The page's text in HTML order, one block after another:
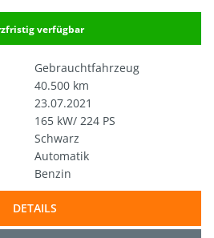
verfügbar
Gebrauchtfahrzeug
40.500 km
23.07.2021
165 kW/ 224 PS
Schwarz
Automatik
Benzin
DETAILS